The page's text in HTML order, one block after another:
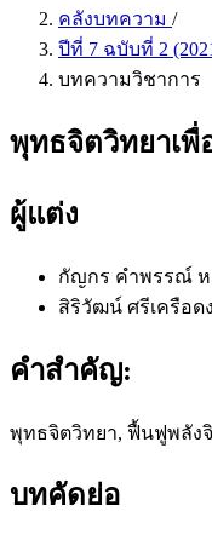
คลังบทความ /
ปีที่ 7 ฉบับที่ 2
บทความวิชาการ
พุทธจิตวิทยาเพื่
ผู้แต่ง
กัญกร คำพรรณ์
สิริวัฒน์ ศรีเครือดง
คำสำคัญ:
พุทธจิตวิทยา, ฟื้นฟูพลัง
บทคัดย่อ